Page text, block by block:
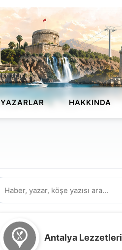
YAZARLAR HAKKINDA
Antalya Lezzetleri